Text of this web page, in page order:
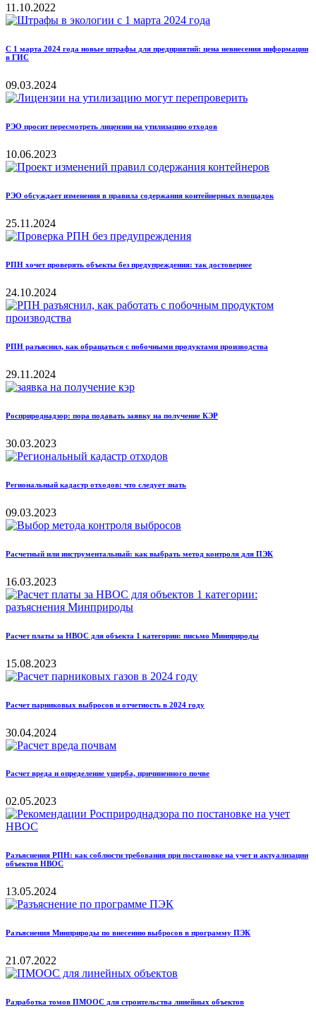
11.10.2022
С 1 марта 2024 года новые штрафы для предприятий: цена невнесения информации
в ГИС
09.03.2024
РЭО просит пересмотреть лицензии на утилизацию отходов
10.06.2023
РЭО обсуждает изменения в правила содержания контейнерных площадок
25.11.2024
РПН хочет проверять объекты без предупреждения: так достовернее
24.10.2024
РПН разъяснил, как обращаться с побочными продуктами производства
29.11.2024
Росприроднадзор: пора подавать заявку на получение КЭР
30.03.2023
Региональный кадастр отходов: что следует знать
09.03.2023
Расчетный или инструментальный: как выбрать метод контроля для ПЭК
16.03.2023
Расчет платы за НВОС для объекта 1 категории: письмо Минприроды
15.08.2023
Расчет парниковых выбросов и отчетность в 2024 году
30.04.2024
Расчет вреда и определение ущерба, причиненного почве
02.05.2023
Разъяснения РПН: как соблюсти требования при постановке на учет и актуализации
объектов НВОС
13.05.2024
Разъяснения Минприроды по внесению выбросов в программу ПЭК
21.07.2022
Разработка томов ПМООС для строительства линейных объектов